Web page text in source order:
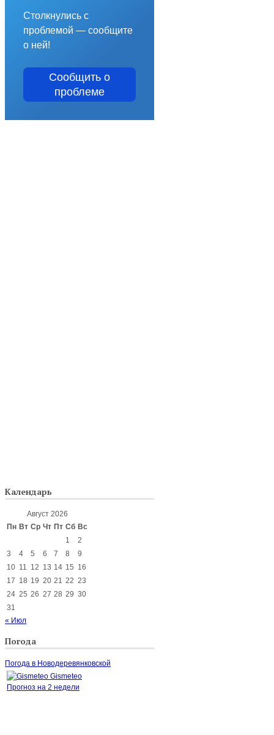
Столкнулись с
проблемой — сообщите
о ней!
Сообщить о
проблеме
Календарь
Август 2026
Пн Вт Ср Чт Пт Сб Вс
1
2
3
4 5 6 7 8
9
10 11 12 13 14 15 16
17 18 19 20 21 22 23
24 25 26 27 28 29 30
31
« Июл
Погода
Погода в Новодеревянковской
Gismeteo
Прогноз на 2 недели